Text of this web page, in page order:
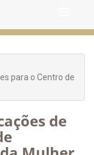
para o Centro de
de